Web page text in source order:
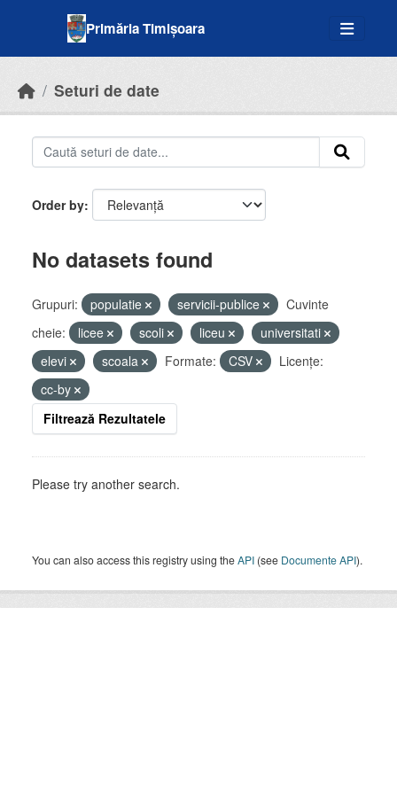
Primăria Timișoara
Seturi de date
Order by
No datasets found
Grupuri: populatie servicii-publice
Cuvinte
cheie:
licee scoli liceu
universitati
elevi
scoala Formate: CSV
Licenţe:
cc-by
Filtrează Rezultatele
Please try another search.
You can also access this registry using theAPI (see Documente API).